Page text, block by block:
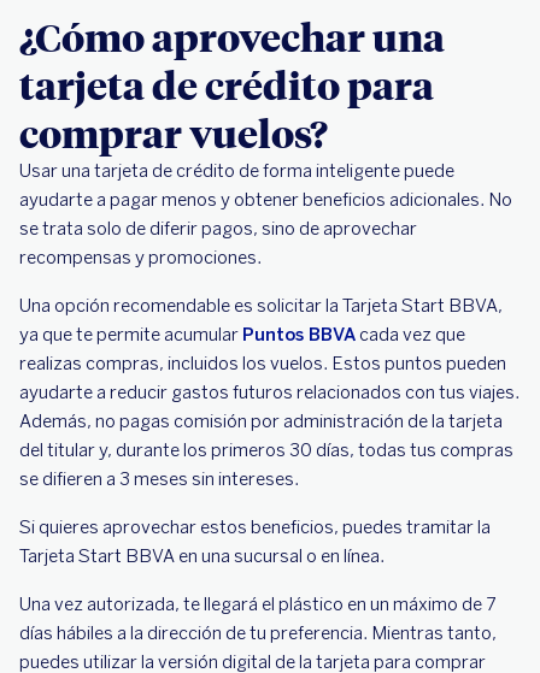
¿Cómo aprovechar una
tarjeta de crédito para
comprar vuelos?
Usar una tarjeta de crédito de forma inteligente puede
ayudarte a pagar menos y obtener beneficios adicionales. No
se trata solo de diferir pagos, sino de aprovechar
recompensas y promociones.
Una opción recomendable es solicitar la Tarjeta Start BBVA,
ya que te permite acumular Puntos BBVA cada vez que
realizas compras, incluidos los vuelos. Estos puntos pueden
ayudarte a reducir gastos futuros relacionados con tus viajes.
Además, no pagas comisión por administración de la tarjeta
del titular y, durante los primeros 30 días, todas tus compras
se difieren a 3 meses sin intereses.
Si quieres aprovechar estos beneficios, puedes tramitar la
Tarjeta Start BBVA en una sucursal o en línea.
Una vez autorizada, te llegará el plástico en un máximo de 7
días hábiles a la dirección de tu preferencia. Mientras tanto,
puedes utilizar la versión digital de la tarjeta para comprar